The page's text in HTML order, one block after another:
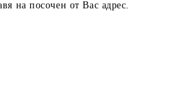
на посочен от Вас адрес.